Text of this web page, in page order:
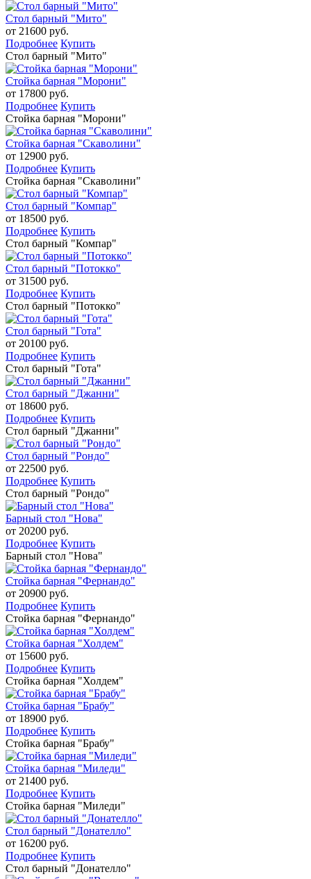
Стол барный "Мито"
от 21600 руб.
Подробнее Купить
Стол барный "Мито"
Стойка барная "Морони"
от 17800 руб.
Подробнее Купить
Стойка барная "Морони"
Стойка барная "Скаволини"
от 12900 руб.
Подробнее Купить
Стойка барная "Скаволини"
Стол барный "Компар"
от 18500 руб.
Подробнее Купить
Стол барный "Компар"
Стол барный "Потокко"
от 31500 руб.
Подробнее Купить
Стол барный "Потокко"
Стол барный "Гота"
от 20100 руб.
Подробнее Купить
Стол барный "Гота"
Стол барный "Джанни"
от 18600 руб.
Подробнее Купить
Стол барный "Джанни"
Стол барный "Рондо"
от 22500 руб.
Подробнее Купить
Стол барный "Рондо"
Барный стол "Нова"
от 20200 руб.
Подробнее Купить
Барный стол "Нова"
Стойка барная "Фернандо"
от 20900 руб.
Подробнее Купить
Стойка барная "Фернандо"
Стойка барная "Холдем"
от 15600 руб.
Подробнее Купить
Стойка барная "Холдем"
Стойка барная "Брабу"
от 18900 руб.
Подробнее Купить
Стойка барная "Брабу"
Стойка барная "Миледи"
от 21400 руб.
Подробнее Купить
Стойка барная "Миледи"
Стол барный "Донателло"
от 16200 руб.
Подробнее Купить
Стол барный "Донателло"